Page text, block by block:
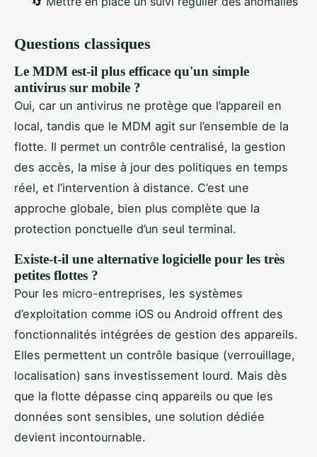
Questions classiques
Le MDM est-il plus efficace qu'un simple
antivirus sur mobile ?
Oui, car un antivirus ne protège que l’appareil en
local, tandis que le MDM agit sur l’ensemble de la
flotte. Il permet un contrôle centralisé, la gestion
des accès, la mise à jour des politiques en temps
réel, et l’intervention à distance. C’est une
approche globale, bien plus complète que la
protection ponctuelle d’un seul terminal.
Existe-t-il une alternative logicielle pour les très
petites flottes ?
Pour les micro-entreprises, les systèmes
d’exploitation comme iOS ou Android offrent des
fonctionnalités intégrées de gestion des appareils.
Elles permettent un contrôle basique (verrouillage,
localisation) sans investissement lourd. Mais dès
que la flotte dépasse cinq appareils ou que les
données sont sensibles, une solution dédiée
devient incontournable.